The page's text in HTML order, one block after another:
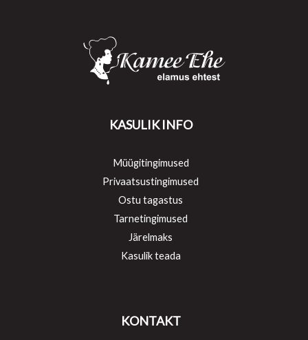
KASULIK INFO
Müügitingimused
Privaatsustingimused
Ostu tagastus
Tarnetingimused
Järelmaks
Kasulik teada
KONTAKT